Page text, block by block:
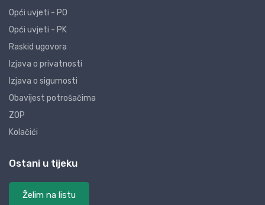
Opći uvjeti - PO
Opći uvjeti - PK
Raskid ugovora
Izjava o privatnosti
Izjava o sigurnosti
Obavijest potrošačima
ZOP
Kolačići
Ostani u tijeku
Želim na listu